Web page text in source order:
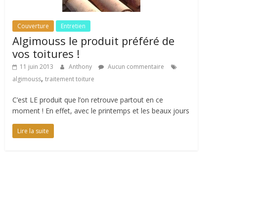
Couverture Entretien
Algimouss le produit préféré de
vos toitures !
11 juin 2013 Anthony
Aucun commentaire
algimouss,traitement toiture
C’est LE produit que l’on retrouve partout en ce
moment ! En effet, avec le printemps et les beaux jours
Lire la suite